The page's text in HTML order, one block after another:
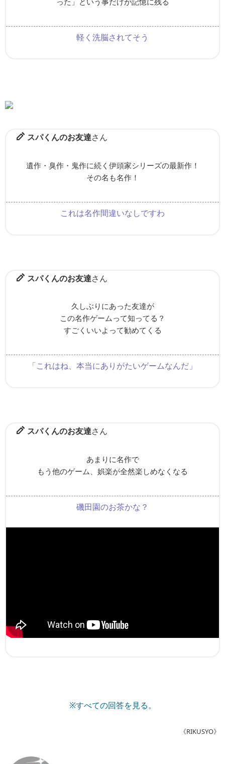
軽く洗脳されてそう
スパくんのお友達さん
遺作・臭作・鬼作に続く伊頭家シリーズの最新作！
その名も名作！
これは名作間違いなしですわ
スパくんのお友達さん
久しぶりにあった友達が
この名作ゲームって知ってる？
すごくいいよって勧めてくる
「これはね、本当にありがたいゲームなんだ」
スパくんのお友達さん
あまりに名作で
もう他のゲーム、娯楽が全然楽しめなくなる
磯田園のお茶かな？
※すべての回答を見る。
《RIKUSYO》